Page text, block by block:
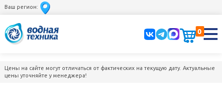
Ваш регион:
0
Цены на сайте могут отличаться от фактических на текущую дату. Актуальные
цены уточняйте у менеджера!